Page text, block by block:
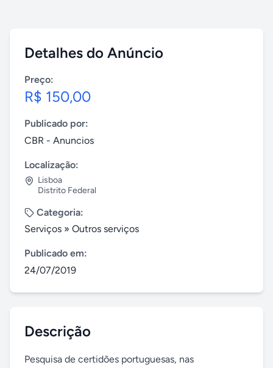
Detalhes do Anúncio
Preço:
R$ 150,00
Publicado por:
CBR - Anuncios
Localização:
Lisboa
Distrito Federal
Categoria:
Serviços » Outros serviços
Publicado em:
24/07/2019
Descrição
Pesquisa de certidões portuguesas, nas